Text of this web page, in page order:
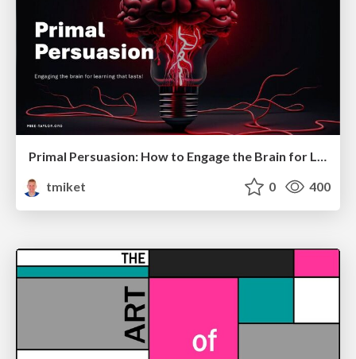
Primal Persuasion: How to Engage the Brain for Learning That Lasts
tmiket
0 400